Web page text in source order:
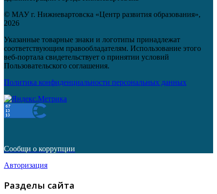
© МАУ г. Нижневартовска «Центр развития образования»,
2026
Указанные товарные знаки и логотипы принадлежат
соответствующим правообладателям. Использование этого
веб-портала свидетельствует о принятии условий
Пользовательского соглашения.
Политика конфиденциальности персональных данных
Сообщи о коррупции
Авторизация
Разделы сайта